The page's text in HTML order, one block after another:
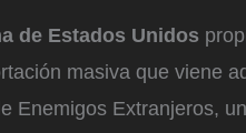
de Estados Unidos
masiva que viene
Enemigos Extranjeros,